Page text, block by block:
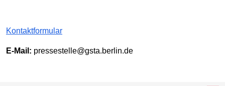
Kontaktformular
E-Mail: pressestelle@gsta.berlin.de